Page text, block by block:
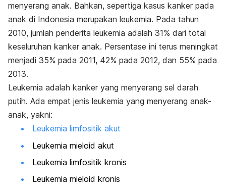
menyerang anak. Bahkan, sepertiga kasus kanker pada
anak di Indonesia merupakan leukemia. Pada tahun
2010, jumlah penderita leukemia adalah 31% dari total
keseluruhan kanker anak. Persentase ini terus meningkat
menjadi 35% pada 2011, 42% pada 2012, dan 55% pada
2013.
Leukemia adalah kanker yang menyerang sel darah
putih. Ada empat jenis leukemia yang menyerang anak-
anak, yakni:
Leukemia limfositik akut
Leukemia mieloid akut
Leukemia limfositik kronis
Leukemia mieloid kronis